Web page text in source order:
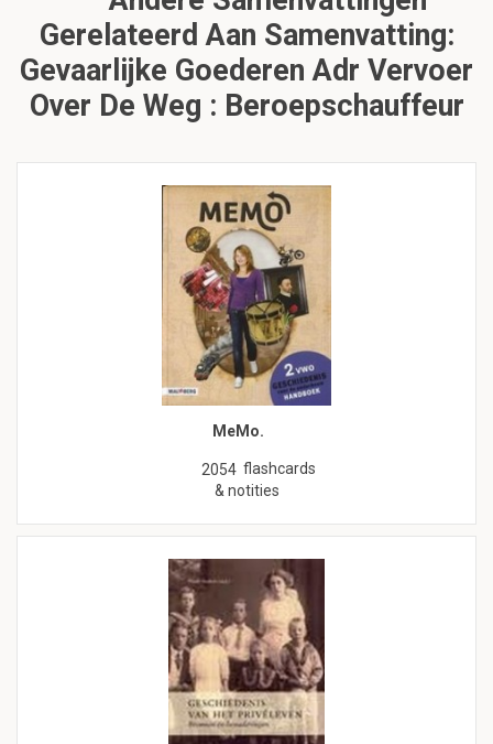
Gerelateerd Aan Samenvatting:
Gevaarlijke Goederen Adr Vervoer
Over De Weg : Beroepschauffeur
MeMo.
2054 flashcards
& notities